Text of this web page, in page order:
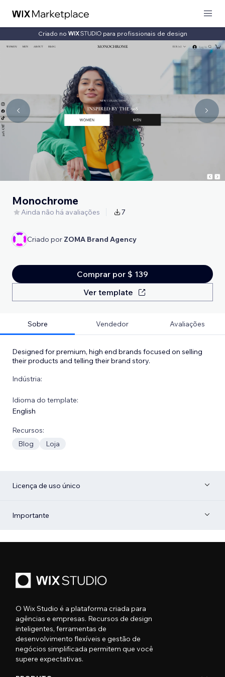
Criado no para profissionais de design
Monochrome
Ainda não há avaliações 7
Criado por ZOMA Brand Agency
Comprar por $ 139
Ver template
Sobre Vendedor Avaliações
Designed for premium, high end brands focused on selling
their products and telling their brand story.
Indústria:
Idioma do template:
English
Recursos:
Blog
Loja
Licença de uso único
Importante
O Wix Studio é a plataforma criada para
agências e empresas. Recursos de design
inteligentes, ferramentas de
desenvolvimento flexíveis e gestão de
negócios simplificada permitem que você
supere expectativas.